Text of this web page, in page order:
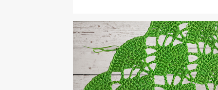
CROCHET KNİTTİNG ÖRGÜ MODELLERİ
ŞAL MODELLERİ